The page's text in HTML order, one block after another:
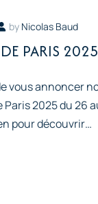
by Nicolas Baud
PARIS 2025
vous annoncer
2025 du 26
pour découvrir…